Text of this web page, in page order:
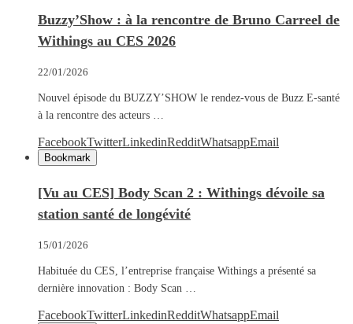
Buzzy’Show : à la rencontre de Bruno Carreel de
Withings au CES 2026
22/01/2026
Nouvel épisode du BUZZY’SHOW le rendez-vous de Buzz E-santé
à la rencontre des acteurs …
FacebookTwitterLinkedinRedditWhatsappEmail
Bookmark
[Vu au CES] Body Scan 2 : Withings dévoile sa
station santé de longévité
15/01/2026
Habituée du CES, l’entreprise française Withings a présenté sa
dernière innovation : Body Scan …
FacebookTwitterLinkedinRedditWhatsappEmail